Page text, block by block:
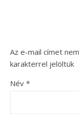
Az e-mail címet
karakterrel jelöltük
Név *